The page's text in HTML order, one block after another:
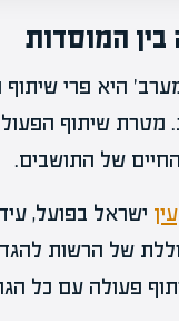
המוסדות
היא פרי
מטרת שיתוף
של התושבים.
ישראל בפועל,
של הרשות
פעולה עם כל